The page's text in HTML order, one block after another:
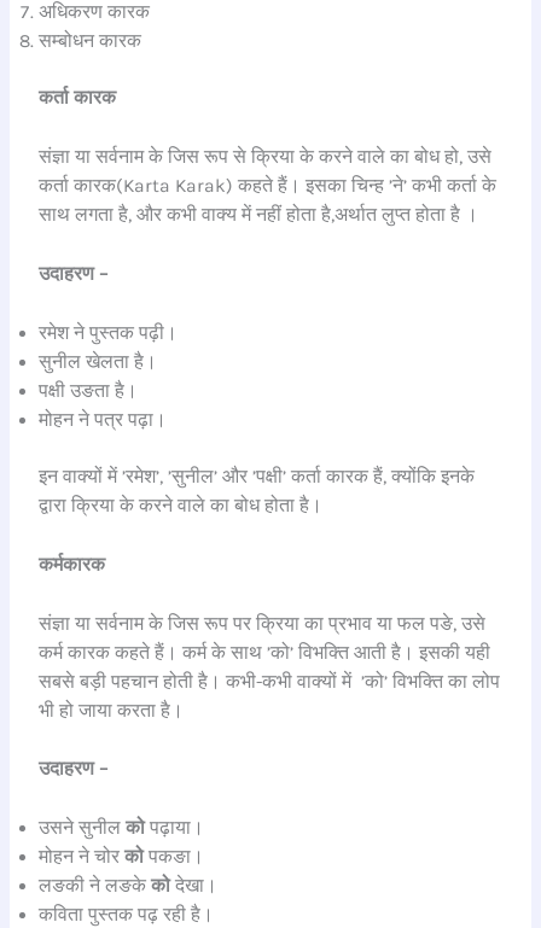
अधिकरण कारक
सम्बोधन कारक
कर्ता कारक
संज्ञा या सर्वनाम के जिस रूप से क्रिया के करने वाले का बोध हो, उसे
कर्ता कारक(Karta Karak) कहते हैं। इसका चिन्ह ’ने’ कभी कर्ता के
साथ लगता है, और कभी वाक्य में नहीं होता है,अर्थात लुप्त होता है ।
उदाहरण –
रमेश ने पुस्तक पढ़ी।
सुनील खेलता है।
पक्षी उङता है।
मोहन ने पत्र पढ़ा।
इन वाक्यों में ’रमेश’, ’सुनील’ और ’पक्षी’ कर्ता कारक हैं, क्योंकि इनके
द्वारा क्रिया के करने वाले का बोध होता है।
कर्मकारक
संज्ञा या सर्वनाम के जिस रूप पर क्रिया का प्रभाव या फल पङे, उसे
कर्म कारक कहते हैं। कर्म के साथ ’को’ विभक्ति आती है। इसकी यही
सबसे बड़ी पहचान होती है। कभी-कभी वाक्यों में ’को’ विभक्ति का लोप
भी हो जाया करता है।
उदाहरण –
उसने सुनीलकोपढ़ाया।
मोहन ने चोरकोपकङा।
लङकी ने लङकेकोदेखा।
कविता पुस्तक पढ़ रही है।